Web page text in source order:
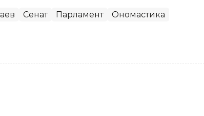
Сенат Парламент Ономастика